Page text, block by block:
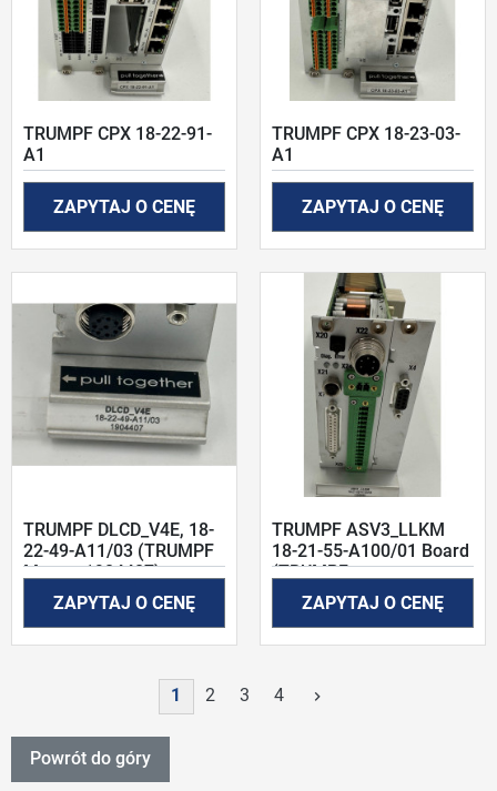
TRUMPF CPX 18-22-91-
A1
ZAPYTAJ O CENĘ
TRUMPF CPX 18-23-03-
A1
ZAPYTAJ O CENĘ
TRUMPF DLCD_V4E, 18-
22-49-A11/03 (TRUMPF
Mat. nr:1904407)
ZAPYTAJ O CENĘ
TRUMPF ASV3_LLKM
18-21-55-A100/01 Board
(TRUMPF
Mat.nr:1396880)
ZAPYTAJ O CENĘ
1 2 3 4 keyboard_arrow_right
Powrót do góry